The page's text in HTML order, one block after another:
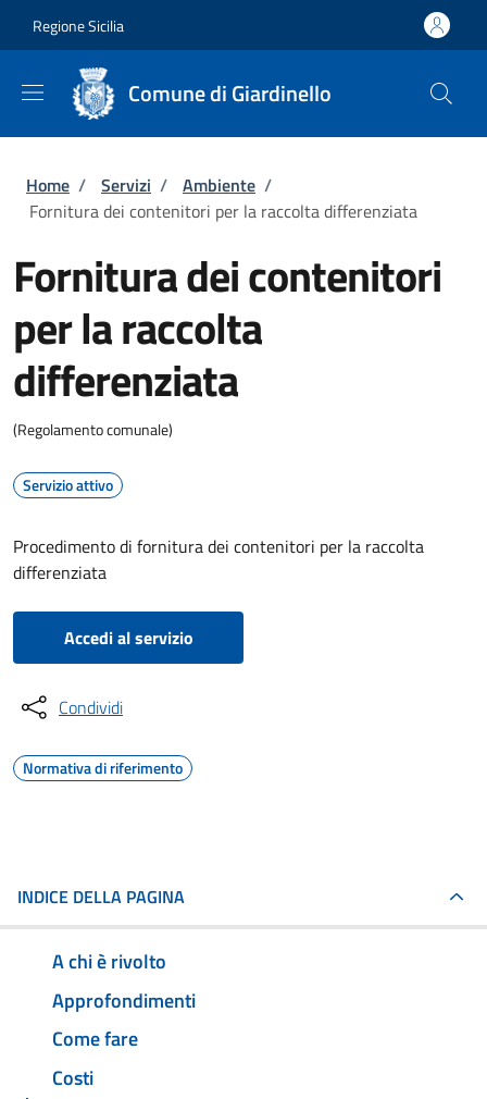
Regione Sicilia
Comune di Giardinello
Briciole di pane
Home / Servizi / Ambiente /
Fornitura dei contenitori per la raccolta differenziata
Fornitura dei contenitori
per la raccolta
differenziata
(Regolamento comunale)
Servizio attivo
Procedimento di fornitura dei contenitori per la raccolta
differenziata
Accedi al servizio
Condividi
Normativa di riferimento
INDICE DELLA PAGINA
A chi è rivolto
Approfondimenti
Come fare
Costi